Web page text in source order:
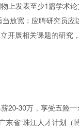
上发表至少1篇学术
放宽；应聘研究员应
开展相关课题的研究
20-30万，享受五险一
省“珠江人才计划（